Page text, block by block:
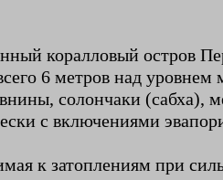
коралловый остров
6 метров над уровнем
солончаки (сабха),
с включениями
к затоплениям при